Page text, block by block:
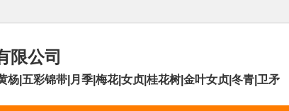
限公司
杨|五彩锦带|月季|梅花|女贞|桂花树|金叶女贞|冬青|卫矛